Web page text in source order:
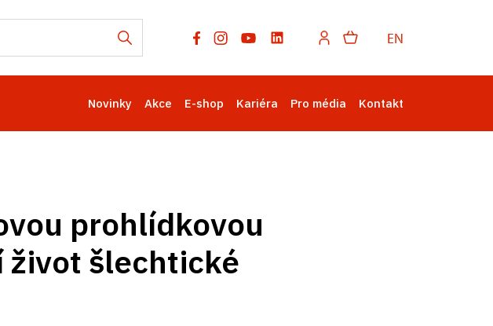
EN
Novinky Akce E-shop Kariéra Pro média Kontakt
prohlídkovou
šlechtické